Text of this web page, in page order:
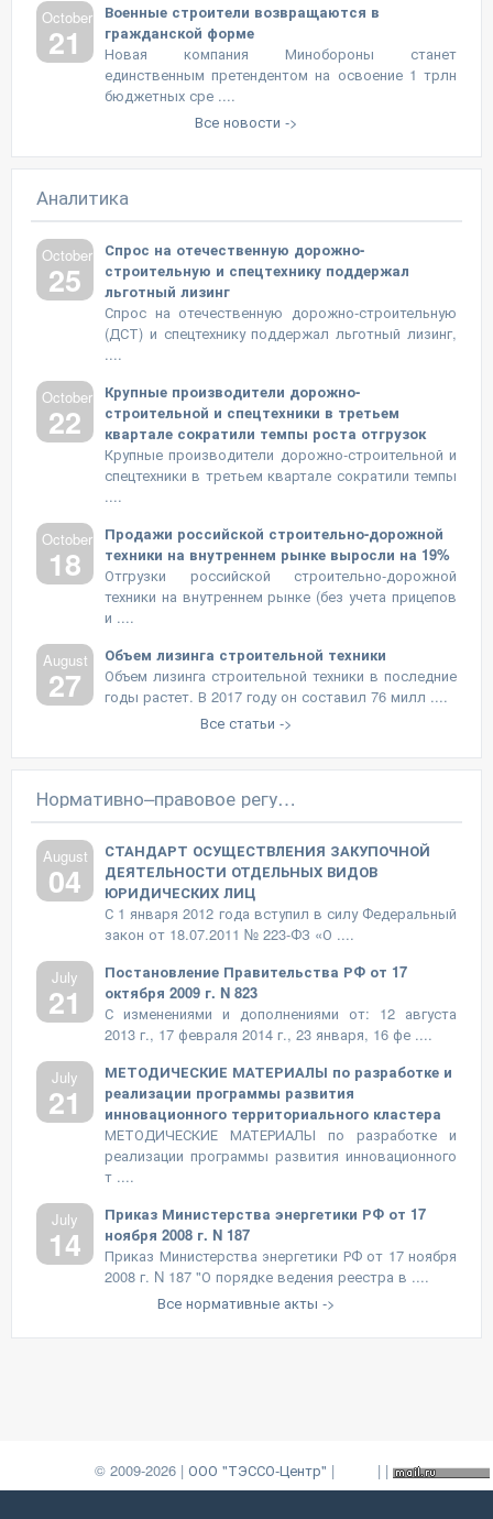
October
21
Военные строители возвращаются в
гражданской форме
Новая компания Минобороны станет
единственным претендентом на освоение 1 трлн
бюджетных сре ....
Все новости ->
Аналитика
October
25
Спрос на отечественную дорожно-
строительную и спецтехнику поддержал
льготный лизинг
Спрос на отечественную дорожно-строительную
(ДСТ) и спецтехнику поддержал льготный лизинг,
....
October
22
Крупные производители дорожно-
строительной и спецтехники в третьем
квартале сократили темпы роста отгрузок
Крупные производители дорожно-строительной и
спецтехники в третьем квартале сократили темпы
....
October
18
Продажи российской строительно-дорожной
техники на внутреннем рынке выросли на 19%
Отгрузки российской строительно-дорожной
техники на внутреннем рынке (без учета прицепов
и ....
August
27
Объем лизинга строительной техники
Объем лизинга строительной техники в последние
годы растет. В 2017 году он составил 76 милл ....
Все статьи ->
Нормативно–правовое регулирование
August
04
СТАНДАРТ ОСУЩЕСТВЛЕНИЯ ЗАКУПОЧНОЙ
ДЕЯТЕЛЬНОСТИ ОТДЕЛЬНЫХ ВИДОВ
ЮРИДИЧЕСКИХ ЛИЦ
С 1 января 2012 года вступил в силу Федеральный
закон от 18.07.2011 № 223-ФЗ «О ....
July
21
Постановление Правительства РФ от 17
октября 2009 г. N 823
С изменениями и дополнениями от: 12 августа
2013 г., 17 февраля 2014 г., 23 января, 16 фе ....
July
21
МЕТОДИЧЕСКИЕ МАТЕРИАЛЫ по разработке и
реализации программы развития
инновационного территориального кластера
МЕТОДИЧЕСКИЕ МАТЕРИАЛЫ по разработке и
реализации программы развития инновационного
т ....
July
14
Приказ Министерства энергетики РФ от 17
ноября 2008 г. N 187
Приказ Министерства энергетики РФ от 17 ноября
2008 г. N 187 "О порядке ведения реестра в ....
Все нормативные акты ->
© 2009-2026 | ООО "ТЭССО-Центр" | | |